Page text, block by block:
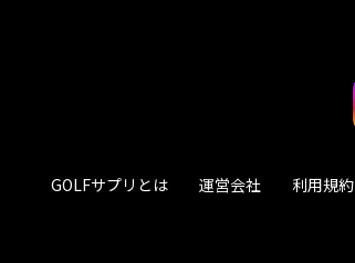
GOLFサプリとは 運営会社 利用規約